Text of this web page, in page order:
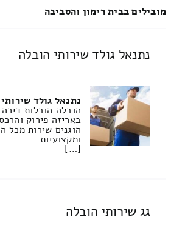
מובילים בבית רימון והסביבה
נתנאל גולד שירותי הובלה
נתנאל גולד
הובלה הובלות
באריזה פירוק
הוגנים שירות מכל
ומקצועיות
[…]
גג שירותי הובלה